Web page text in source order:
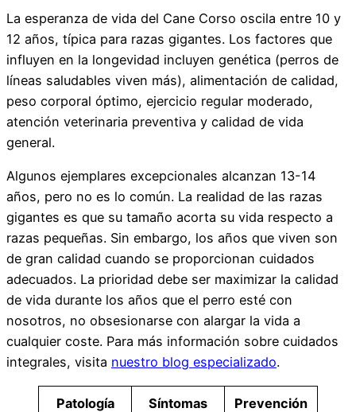
La esperanza de vida del Cane Corso oscila entre 10 y
12 años, típica para razas gigantes. Los factores que
influyen en la longevidad incluyen genética (perros de
líneas saludables viven más), alimentación de calidad,
peso corporal óptimo, ejercicio regular moderado,
atención veterinaria preventiva y calidad de vida
general.
Algunos ejemplares excepcionales alcanzan 13-14
años, pero no es lo común. La realidad de las razas
gigantes es que su tamaño acorta su vida respecto a
razas pequeñas. Sin embargo, los años que viven son
de gran calidad cuando se proporcionan cuidados
adecuados. La prioridad debe ser maximizar la calidad
de vida durante los años que el perro esté con
nosotros, no obsesionarse con alargar la vida a
cualquier coste. Para más información sobre cuidados
integrales, visita nuestro blog especializado.
Patología Síntomas Prevención